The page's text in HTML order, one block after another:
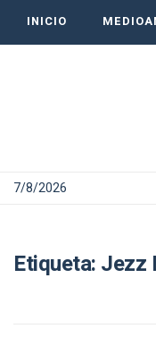
INICIO
7/8/2026
Etiqueta: Jezz